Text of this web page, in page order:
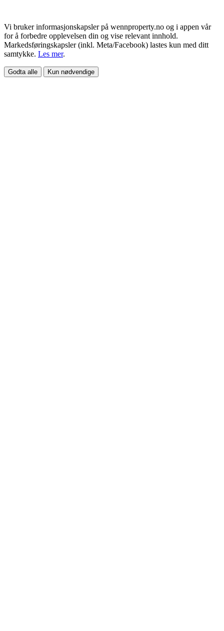
Vi bruker informasjonskapsler på wennproperty.no og i appen vår
for å forbedre opplevelsen din og vise relevant innhold.
Markedsføringskapsler (inkl. Meta/Facebook) lastes kun med ditt
samtykke. Les mer.
Godta alle Kun nødvendige